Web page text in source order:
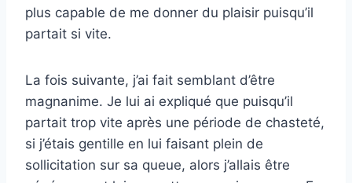
plus capable de me donner du plaisir puisqu’il
partait si vite.
La fois suivante, j’ai fait semblant d’être
magnanime. Je lui ai expliqué que puisqu’il
partait trop vite après une période de chasteté,
si j’étais gentille en lui faisant plein de
sollicitation sur sa queue, alors j’allais être